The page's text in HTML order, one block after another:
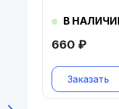
660 ₽
В
Заказать